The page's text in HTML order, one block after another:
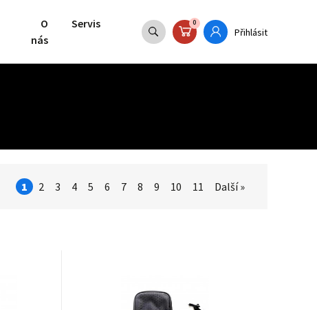
O
nás
Servis 0
Přihlásit
1 2 3 4 5 6 7 8 9 10 11 Další »